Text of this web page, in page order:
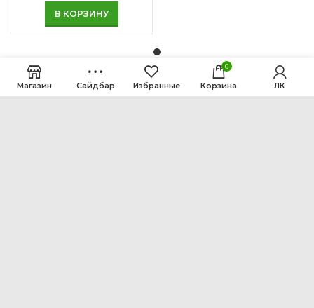
В КОРЗИНУ
Магазин Сайдбар Избранные
0
Корзина ЛК